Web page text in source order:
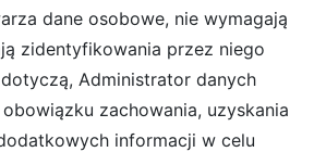
dane osobowe, nie wymagają
zidentyfikowania przez niego
Administrator danych
zachowania, uzyskania
informacji w celu